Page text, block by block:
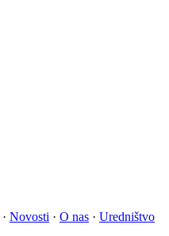
· Novosti · O nas · Uredništvo